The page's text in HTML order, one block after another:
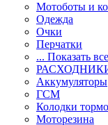
Мотоботы и
Одежда
Очки
Перчатки
... Показать все
Аккумуляторы
ГСМ
Колодки
Моторезина